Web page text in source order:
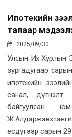
Ипотекийн
талаар
2025/09/30
Улсын Их Хурлын
зургадугаар
ипотекийн
санал, дүгнэлт
байгуулсан
есдүгээр сарын